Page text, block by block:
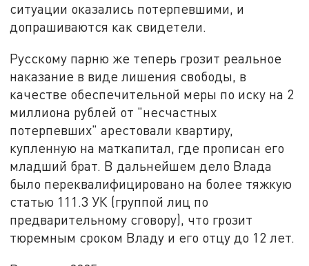
ситуации оказались потерпевшими, и
допрашиваются как свидетели.
Русскому парню же теперь грозит реальное
наказание в виде лишения свободы, в
качестве обеспечительной меры по иску на 2
миллиона рублей от "несчастных
потерпевших" арестовали квартиру,
купленную на маткапитал, где прописан его
младший брат. В дальнейшем дело Влада
было переквалифицировано на более тяжкую
статью 111.3 УК (группой лиц по
предварительному сговору), что грозит
тюремным сроком Владу и его отцу до 12 лет.